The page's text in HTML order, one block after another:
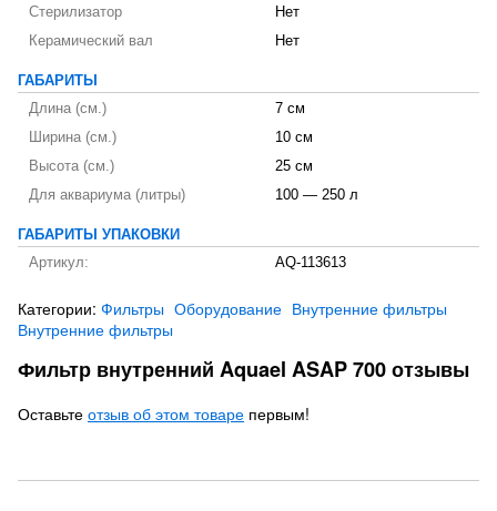
Стерилизатор
Нет
Керамический вал
Нет
ГАБАРИТЫ
Длина (см.)
7 см
Ширина (см.)
10 см
Высота (см.)
25 см
Для аквариума (литры)
100 — 250 л
ГАБАРИТЫ УПАКОВКИ
Артикул:
AQ-113613
Категории: Фильтры Оборудование Внутренние фильтры
Внутренние фильтры
Фильтр внутренний Aquael ASAP 700 отзывы
Оставьте отзыв об этом товаре первым!